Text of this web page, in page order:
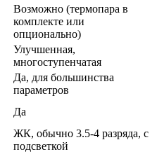
Возможно (термопара в
комплекте или
опционально)
Улучшенная,
многоступенчатая
Да, для большинства
параметров
Да
ЖК, обычно 3.5-4 разряда, с
подсветкой